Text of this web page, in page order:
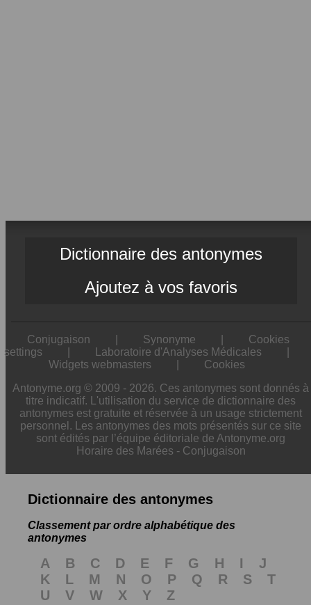
Dictionnaire des antonymes
Ajoutez à vos favoris
Conjugaison Synonyme
Cookies
settings
Laboratoire d'Analyses Médicales
Widgets webmasters
Cookies
Antonyme.org © 2009 - 2026. Ces antonymes sont donnés à
titre indicatif. L'utilisation du service de dictionnaire des
antonymes est gratuite et réservée à un usage strictement
personnel. Les antonymes des mots présentés sur ce site
sont édités par l’équipe éditoriale de Antonyme.org
Horaire des Marées - Conjugaison
Dictionnaire des antonymes
Classement par ordre alphabétique des
antonymes
A B C D E F G H I
J
K
L M N O P Q R S
T
U
V W X Y
Z